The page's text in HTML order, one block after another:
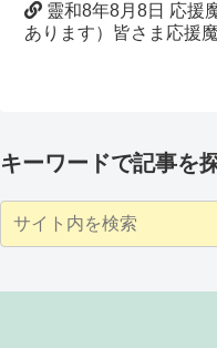
靈和8年8月8日 応援
あります）皆さま応援
キーワードで記事を